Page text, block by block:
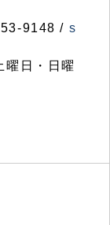
9148 / s
日・日曜